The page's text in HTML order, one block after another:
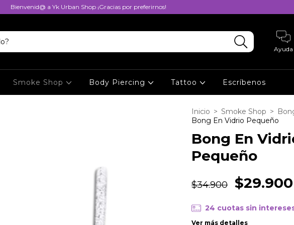
Bienvenid@ a Yk Urban Shop ¡Gracias por preferirnos!
Ayuda
Smoke Shop Body Piercing Tattoo Escríbenos
Inicio > Smoke Shop >
Bong En Vidrio Pequeño
Bong En
Pequeño
$34.900 $29.900
24 cuotas sin
Ver más detalles